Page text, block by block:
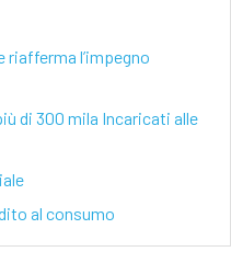
riafferma l’impegno
di 300 mila Incaricati alle
al consumo